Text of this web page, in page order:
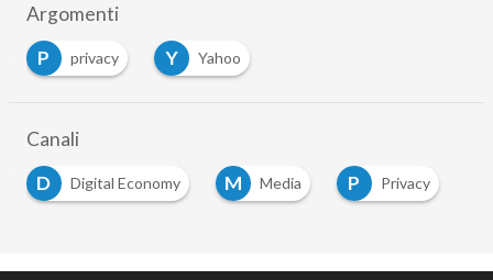
Argomenti
P
privacy Y Yahoo
Canali
D
Digital Economy M Media P Privacy